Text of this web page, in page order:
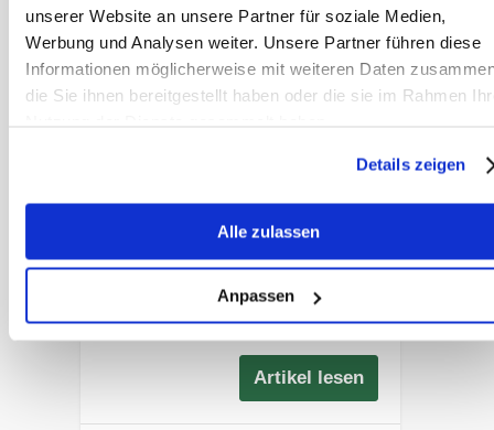
unserer Website an unsere Partner für soziale Medien,
Werbung und Analysen weiter. Unsere Partner führen diese
Informationen möglicherweise mit weiteren Daten
die Sie ihnen bereitgestellt haben oder die sie im Rahmen
Details zeigen
Alle zulassen
Anpassen
Onlineseminar
Pferde fit
füttern
Pferde fit füttern ✓
Wissen im
Bereich der
Pferdefütterung. ➨
Jetzt informieren
und teilnehmen.
Artikel lesen